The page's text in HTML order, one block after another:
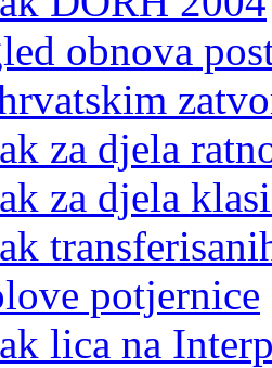
obnova
za djela
za djela
potjernice
lica na